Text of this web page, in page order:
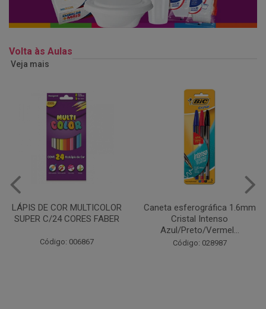
Volta às Aulas
Veja mais
Caneta esferográfica 1.6mm
Cristal Intenso
Código: 028987
COLA EM BASTÃO 40G - LEO
& LEO
Código: 028164